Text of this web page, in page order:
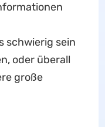
schwierig sein
oder überall
große